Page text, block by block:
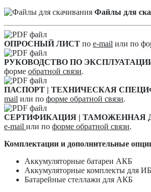
Файлы для
ОПРОСНЫЙ ЛИСТ по e-mail или по
РУКОВОДСТВО ПО
форме обратной связи.
ПАСПОРТ | ТЕХНИЧЕСКАЯ
mail или по форме обратной связи.
СЕРТИФИКАЦИЯ | ТАМОЖЕННАЯ
e-mail или по форме обратной связи.
Комплектации и дополнительные
Аккумуляторные батареи АКБ
Аккумуляторные комплекты для
Батарейные стеллажи для АКБ